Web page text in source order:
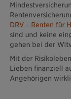
DRV - Renten für
sind und keine
gehen bei der
Mit der
Lieben finanziell
Angehörigen